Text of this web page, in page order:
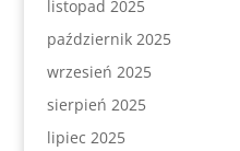
listopad 2025
październik 2025
wrzesień 2025
sierpień 2025
lipiec 2025